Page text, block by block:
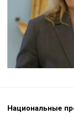
Национальные